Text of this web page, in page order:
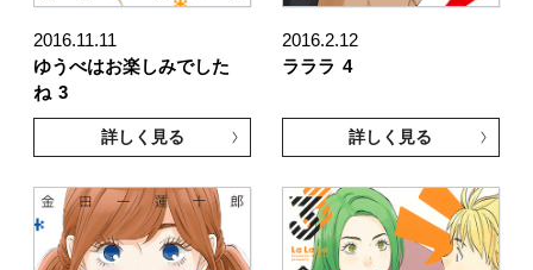
2016.11.11
ゆうべはお楽しみでした
ね 3
詳しく見る
2016.2.12
ラララ 4
詳しく見る